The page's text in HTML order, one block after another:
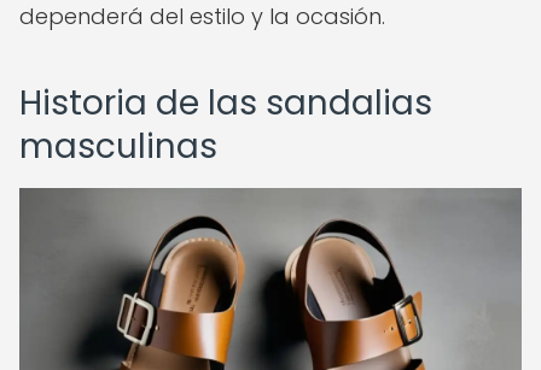
dependerá del estilo y la ocasión.
Historia de las sandalias
masculinas